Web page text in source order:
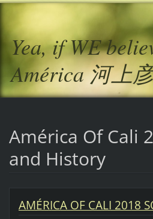
Yea, if WE
América 河上
América Of Cali
and History
AMÉRICA OF CALI 2018